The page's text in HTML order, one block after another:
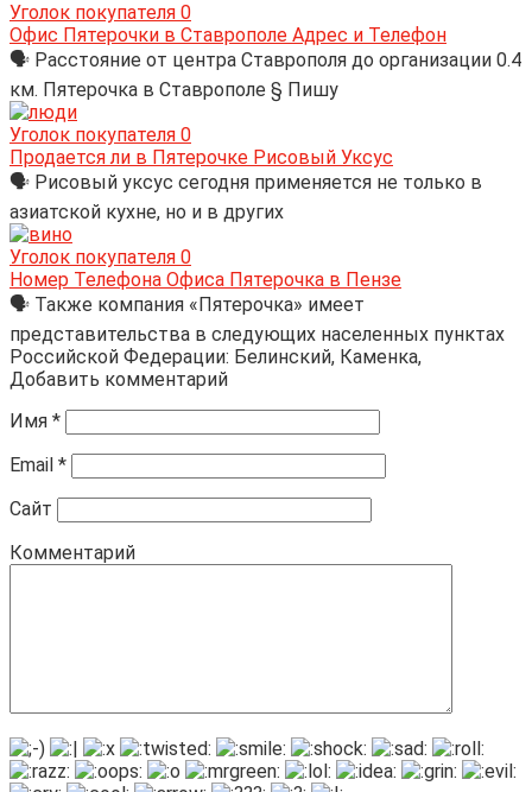
Уголок покупателя 0
Офис Пятерочки в Ставрополе Адрес и Телефон
🗣 Расстояние от центра Ставрополя до организации 0.4
км. Пятерочка в Ставрополе § Пишу
Уголок покупателя 0
Продается ли в Пятерочке Рисовый Уксус
🗣 Рисовый уксус сегодня применяется не только в
азиатской кухне, но и в других
Уголок покупателя 0
Номер Телефона Офиса Пятерочка в Пензе
🗣 Также компания «Пятерочка» имеет
представительства в следующих населенных пунктах
Российской Федерации: Белинский, Каменка,
Добавить комментарий
Имя *
Email *
Сайт
Комментарий